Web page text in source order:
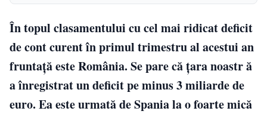
În topul clasamentului cu cel mai ridicat deficit
de cont curent în primul trimestru al acestui an
fruntață este România. Se pare că țara noastr ă
a înregistrat un deficit pe minus 3 miliarde de
euro. Ea este urmată de Spania la o foarte mică